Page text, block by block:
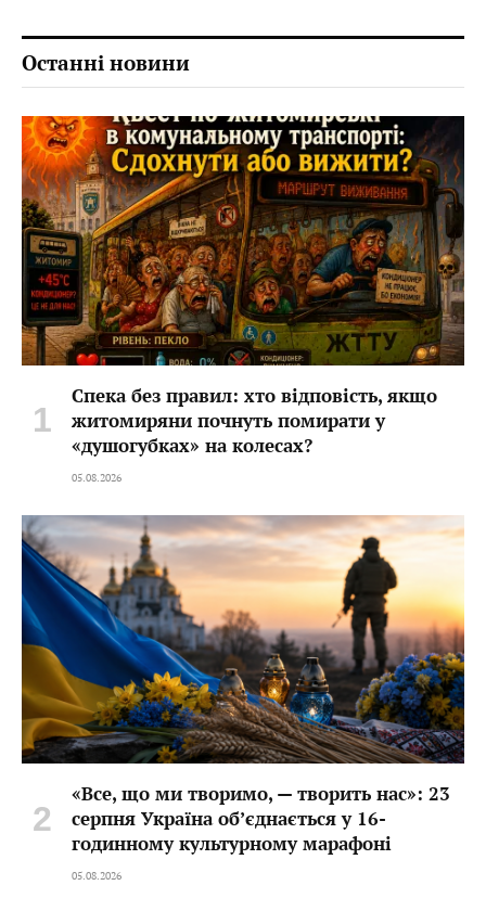
Останні новини
Спека без правил: хто відповість, якщо
житомиряни почнуть помирати у
«душогубках» на колесах?
05.08.2026
«Все, що ми творимо, — творить нас»: 23
серпня Україна об’єднається у 16-
годинному культурному марафоні
05.08.2026